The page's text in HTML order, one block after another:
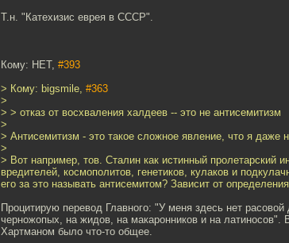
Т.н. "Катехизис еврея в СССР".
Кому: НЕТ, #393
> Кому: bigsmile, #363
>
> > отказ от восхваления халдеев -- это не антисемитизм
>
> Антисемитизм - это такое сложное явление, что я даже
>
> Вот например, тов. Сталин как истинный пролетарский
вредителей, космополитов, генетиков, кулаков и
его за это называть антисемитом? Зависит от
Процитирую перевод Главного: "У меня здесь нет
черножопых, на жидов, на макаронников и на
Хартманом было что-то общее.